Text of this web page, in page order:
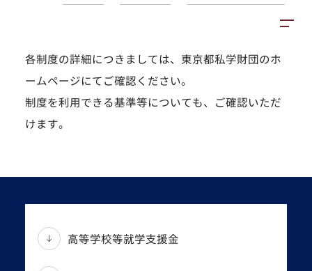
中学校・高等学校
学金について
各制度の詳細につきましては、東京都私学財団のホ
ームページにてご確認ください。
制度を利用できる基準等についても、ご確認いただ
けます。
高等学校等就学支援金